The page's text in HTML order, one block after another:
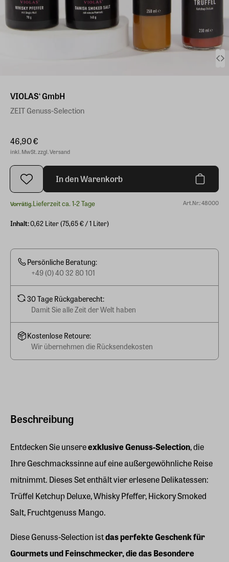
Beschreibung
Entdecken Sie unsereexklusiveGenuss-Selection, die
Ihre Geschmackssinne auf eine außergewöhnliche Reise
mitnimmt. Dieses Set enthält vier erlesene Delikatessen:
Trüffel Ketchup Deluxe, Whisky Pfeffer, Hickory Smoked
Salt, Fruchtgenuss Mango.
Diese Genuss-Selection istdas perfekte Geschenk für
Gourmets und Feinschmecker, die das Besondere
VIOLAS‘ GmbH
ZEIT Genuss-Selection
46,90 €
inkl. MwSt. zzgl. Versand
In den Warenkorb
Vorrätig.Lieferzeit ca. 1-2 Tage Art.Nr.: 48000
Inhalt:0,62 Liter (75,65 € / 1 Liter)
Persönliche Beratung:
+49 (0) 40 32 80 101
30 Tage Rückgaberecht:
Damit Sie alle Zeit der Welt haben
Kostenlose Retoure:
Wir übernehmen die Rücksendekosten